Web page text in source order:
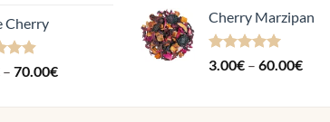
Cherry
– 70.00€Hinnavahemik:
kuni
oli:
12.90€.
on:
Cherry Marzipan
Hinnanguga
3.00€ – 60.00€